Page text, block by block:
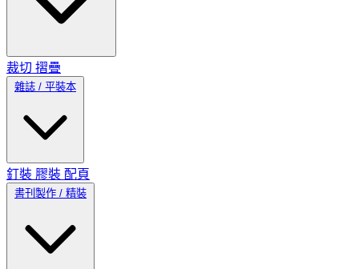
裁切 摺疊
雜誌 / 平裝本
釘裝 膠裝 配頁
書刊製作 / 精裝